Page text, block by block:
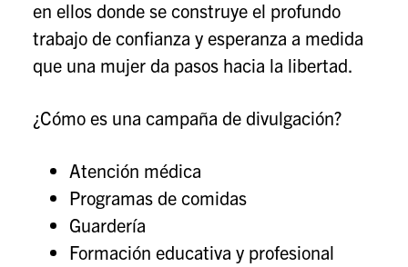
en ellos donde se construye el profundo
trabajo de confianza y esperanza a medida
que una mujer da pasos hacia la libertad.
¿Cómo es una campaña de divulgación?
Atención médica
Programas de comidas
Guardería
Formación educativa y profesional